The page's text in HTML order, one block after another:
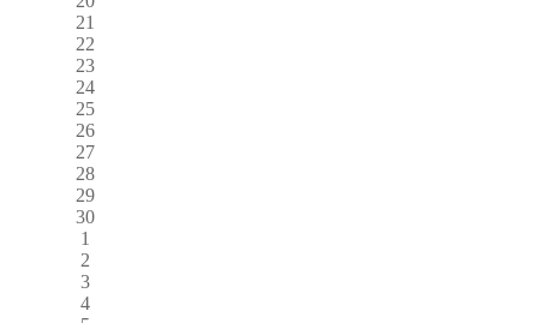
21
22
23
24
25
26
27
28
29
30
1
2
3
4